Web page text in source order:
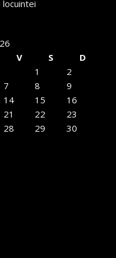
V S
D
1
2
7 8
9
14 15
16
21 22
23
28 29
30